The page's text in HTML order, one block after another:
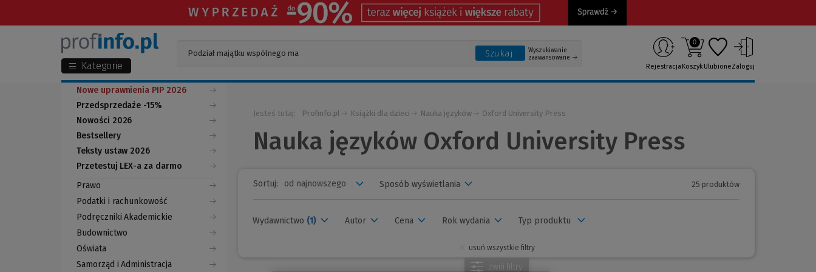
Kategorie
Szukaj
Wyszukiwanie
zaawansowane
Rejestracja
0
KoszykUlubioneZaloguj
Nowe uprawnienia PIP 2026
Przedsprzedaże -15%
Nowości 2026
Bestsellery
Teksty ustaw 2026
Przetestuj LEX-a za darmo
(Nowe
okno)
(Link
do
innej
strony)
Prawo
Podatki i rachunkowość
Podręczniki Akademickie
Budownictwo
Oświata
Samorząd i Administracja
Jesteś tutaj: Profinfo.pl Książki dla dzieci Nauka języków Oxford University Press
Nauka języków Oxford University Press
Sortuj: Sposób wyświetlania 25 produktów
Wydawnictwo (1) Autor Cena Rok wydania Typ produktu
usuń wszystkie filtry
zwiń filtry